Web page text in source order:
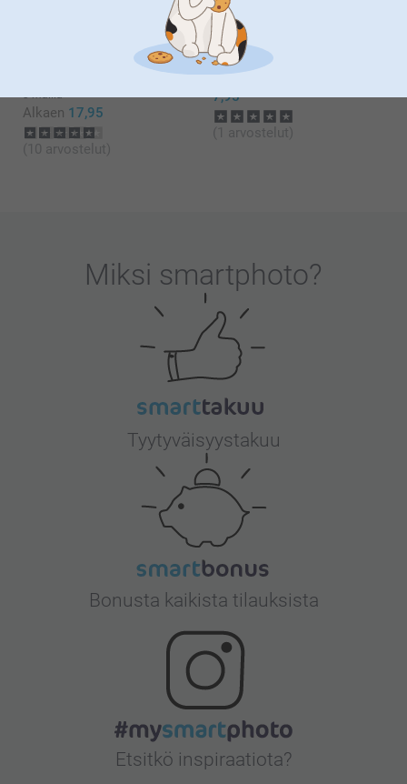
Alkaen
(31 arvostelut)
3 mallia
Alkaen 17,95
(10 arvostelut)
Etiketit
7,95
(1 arvostelut)
Miksi smartphoto?
Tyytyväisyystakuu
Bonusta kaikista tilauksista
Etsitkö inspiraatiota?